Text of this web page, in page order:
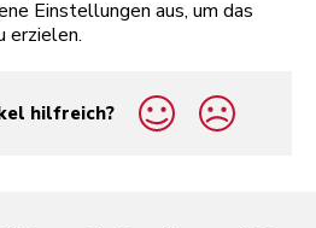
Einstellungen aus, um das
erzielen.
hilfreich?